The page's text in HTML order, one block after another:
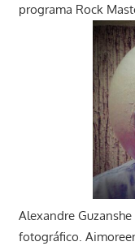
programa Rock
Alexandre
fotográfico.